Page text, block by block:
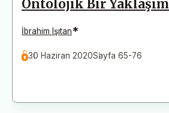
Ontolojik Bir Yaklaşım
İbrahim Işıtan*
30 Haziran 2020Sayfa 65-76